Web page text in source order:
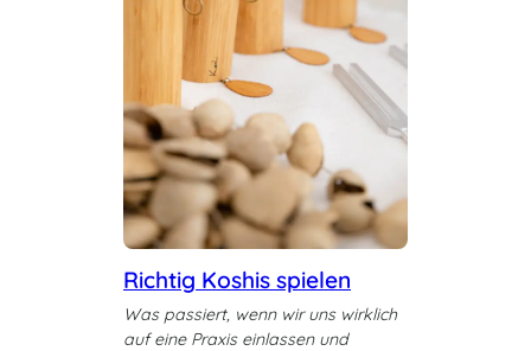
Richtig Koshis spielen
Was passiert, wenn wir uns wirklich
auf eine Praxis einlassen und